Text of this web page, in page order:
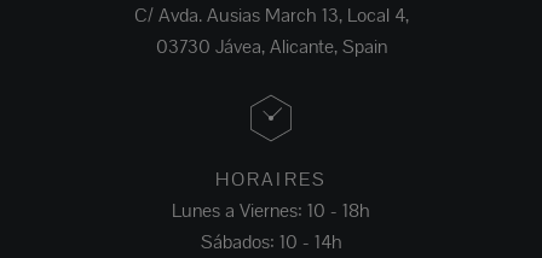
C/ Avda. Ausias March 13, Local 4,
03730 Jávea, Alicante, Spain
HORAIRES
Lunes a Viernes: 10 - 18h
Sábados: 10 - 14h